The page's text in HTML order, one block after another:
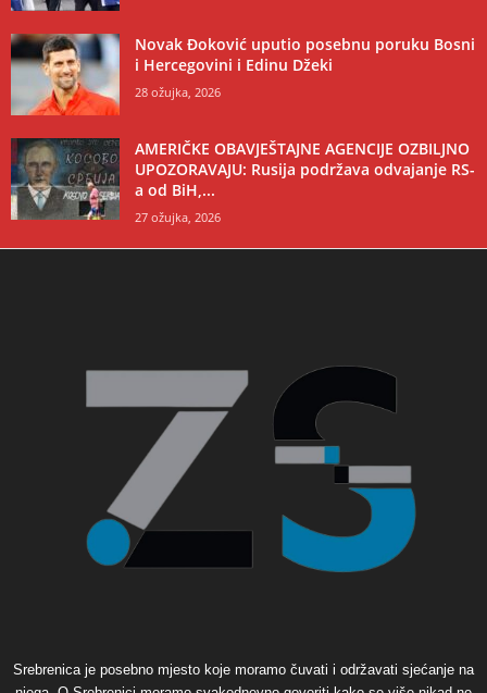
Novak Đoković uputio posebnu poruku Bosni
i Hercegovini i Edinu Džeki
28 ožujka, 2026
AMERIČKE OBAVJEŠTAJNE AGENCIJE OZBILJNO
UPOZORAVAJU: Rusija podržava odvajanje RS-
a od BiH,...
27 ožujka, 2026
Srebrenica je posebno mjesto koje moramo čuvati i održavati sjećanje na